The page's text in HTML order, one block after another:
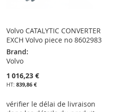
Volvo CATALYTIC CONVERTER
EXCH Volvo piece no 8602983
Brand:
Volvo
1 016,23 €
839,86 €
vérifier le délai de livraison